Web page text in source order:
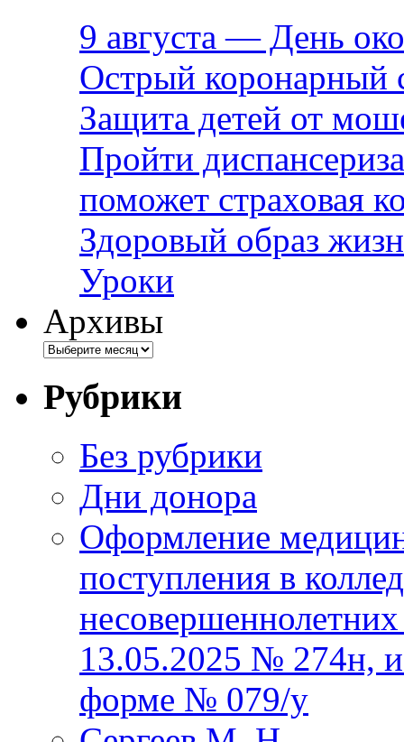
9 августа — День
Острый коронарный
Защита детей от
Пройти
поможет страховая
Здоровый образ
Уроки
Архивы
Рубрики
Без рубрики
Дни донора
Оформление
поступления в
13.05.2025 № 274н,
форме № 079/у